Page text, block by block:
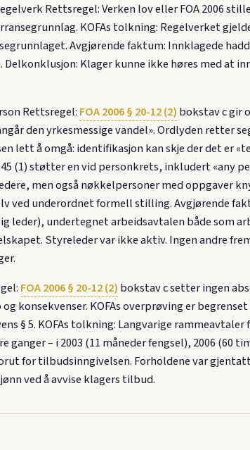
Rettsregel: Verken lov eller FOA 2006
KOFAs tolkning: Regelverket
Avgjørende faktum: Innklagede
Klager kunne ikke høres med at
Rettsregel: FOA 2006 § 20-12 (2) bokstav c gir
den yrkesmessige vandel». Ordlyden retter
lett å omgå: identifikasjon kan skje der det er
(1) støtter en vid personkrets, inkludert «any
men også nøkkelpersoner med oppgaver
ved underordnet formell stilling. Avgjørende
leder), undertegnet arbeidsavtalen både som
Styreleder var ikke aktiv. Ingen andre
FOA 2006 § 20-12 (2) bokstav c setter ingen
konsekvenser. KOFAs overprøving er
§ 5. KOFAs tolkning: Langvarige
– i 2003 (11 måneder fengsel), 2006 (60
for tilbudsinngivelsen. Forholdene var
ved å avvise klagers tilbud.